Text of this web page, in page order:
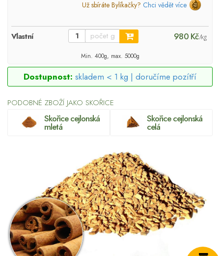
Už sbíráte Bylíkačky? Chci vědět více
Vlastní 980 Kč/kg
Min. 400g, max. 5000g
Dostupnost: skladem < 1 kg | doručíme pozítří
PODOBNÉ ZBOŽÍ JAKO SKOŘICE
Skořice cejlonská
mletá
Skořice cejlonská
celá